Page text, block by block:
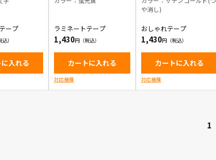
ープ
入れる
ラミネートテープ
1,430
カートに入れる
対応機種
文字
や消し)
おしゃれテープ
1,430
カートに入れる
対応機種
1